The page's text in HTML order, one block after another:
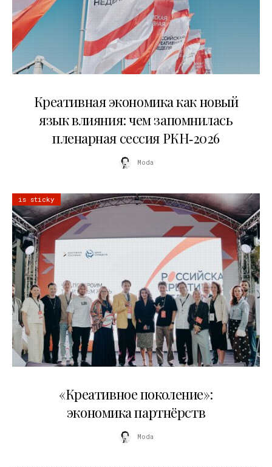
Креативная экономика как новый
язык влияния: чем запомнилась
пленарная сессия РКН‑2026
Moda
is sticky
«Креативное поколение»:
экономика партнёрств
Moda